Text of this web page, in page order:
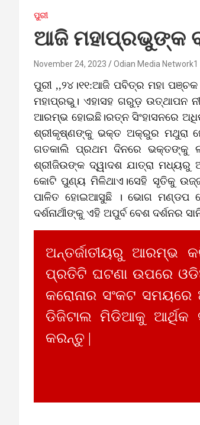
ପୁରୀ
ଆଜି ମହାପ୍ରଭୁଙ୍କ
November 24, 2023 Odian Media Network1
ପୁରୀ ,,୨୪।୧୧:ଆଜି ପବିତ୍ର ମହା
ମହାପ୍ରଭୁ। ଏହାସହ ଗରୁଡ଼ ଉତ୍‌ଥାପନ
ଆରମ୍ଭ ହୋଇଛି।ରତ୍ନ ସିଂହାସନରେ
ଶ୍ରୀକୃଷ୍ଣଙ୍କୁ ଭକ୍ତ ଅକ୍ରୁର ମଥୁରା
ଗତକାଲି ପ୍ରଥମ ଦିନରେ ଭକ୍ତଙ୍କୁ
ଶ୍ରୀଜିଉଙ୍କ ଦ୍ୱାଦଶ ଯାତ୍ରା ମଧ୍ୟରୁ
କୋଟି ପୁଣ୍ୟ ମିଳିଥାଏ।ସେହି ସୃତିକୁ
ପାଳିତ ହୋଇଆସୁଛି । ଭୋଗ ମଣ୍ଡପ
ଦର୍ଶନାର୍ଥୀଙ୍କୁ ଏହି ଅପୁର୍ବ ବେଶ ଦର୍ଶନର
ଅନ୍ତର୍ଜାତୀୟରୁ ଆରମ୍ଭ
ପ୍ରତିଟି ଘଟଣା ଉପରେ
କରୋନାର ସଂକଟ
ଡିଜିଟାଲ ମିଡିଆକୁ ଆର୍ଥିକ
କରନ୍ତୁ |